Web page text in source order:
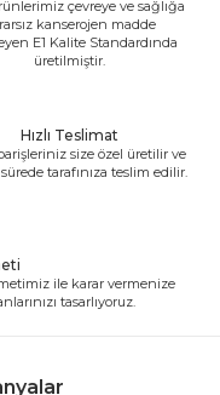
çevreye ve sağlığa
kanserojen madde
E1 Kalite Standardında
üretilmiştir.
Hızlı Teslimat
size özel üretilir ve
tarafınıza teslim edilir.
ile karar vermenize
tasarlıyoruz.